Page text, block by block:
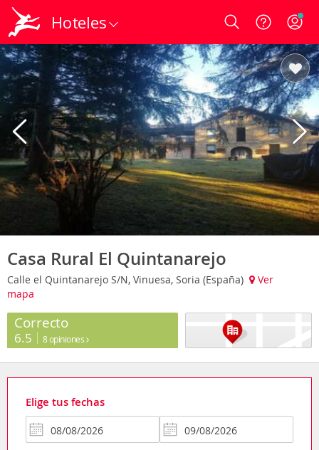
Hoteles Login
Casa Rural El Quintanarejo
Calle el Quintanarejo S/N, Vinuesa, Soria (España)
Ver
mapa
Correcto
6.5 8 opiniones
Elige tus fechas